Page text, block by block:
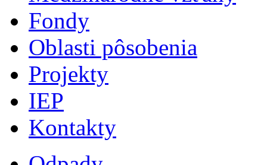
Fondy
Oblasti pôsobenia
Projekty
IEP
Kontakty